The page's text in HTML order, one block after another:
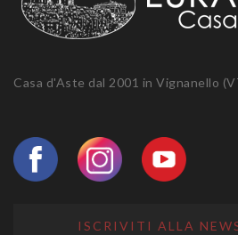
Casa d'Aste dal 2001 in Vignanello
ISCRIVITI ALLA